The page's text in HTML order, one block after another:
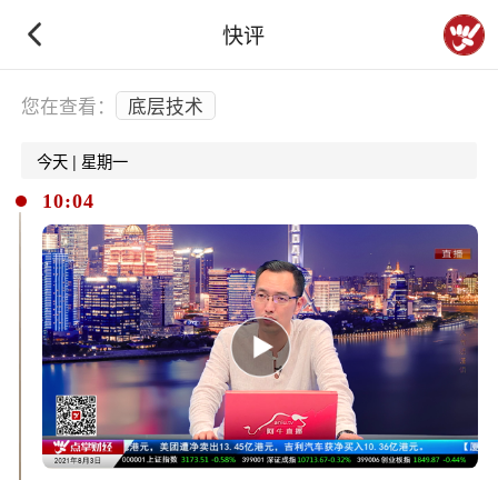
快评
下拉刷新
您在查看： 底层技术
今天 | 星期一
10:04